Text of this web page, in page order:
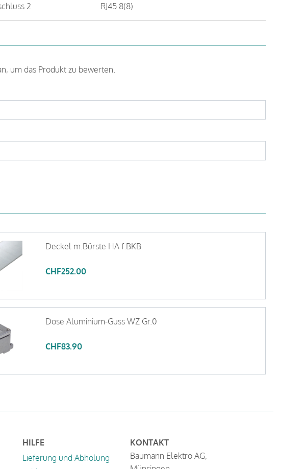
2 RJ45 8(8)
um das Produkt zu bewerten.
Deckel m.Bürste HA f.BKB
CHF252.00
Dose Aluminium-Guss WZ Gr.0
CHF83.90
HILFE
Lieferung und Abholung
KONTAKT
Baumann Elektro AG,